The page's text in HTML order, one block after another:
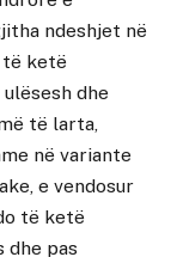
ndeshjet në
të ketë
dhe
të larta,
në variante
e vendosur
të ketë
dhe pas